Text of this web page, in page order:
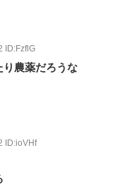
ID:FzflG
農薬だろうな
ID:ioVHf